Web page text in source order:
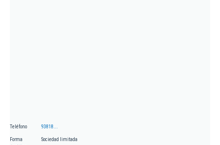
Teléfono 93818...
Forma
Sociedad limitada